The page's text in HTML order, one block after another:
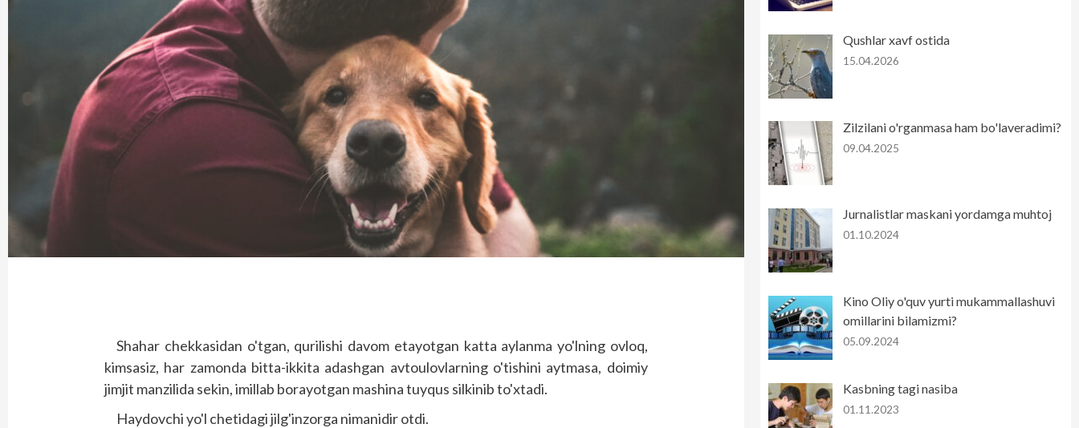
Shahar chekkasidan o'tgan, qurilishi davom etayotgan katta aylanma yo'lning ovloq,
kimsasiz, har zamonda bitta-ikkita adashgan avtoulovlarning o'tishini aytmasa, doimiy
jimjit manzilida sekin, imillab borayotgan mashina tuyqus silkinib to'xtadi.
Haydovchi yo'l chetidagi jilg'inzorga nimanidir otdi.
Qushlar xavf ostida
15.04.2026
Zilzilani o'rganmasa ham bo'laveradimi?
09.04.2025
Jurnalistlar maskani yordamga muhtoj
01.10.2024
Kino Oliy o'quv yurti mukammallashuvi
omillarini bilamizmi?
05.09.2024
Kasbning tagi nasiba
01.11.2023